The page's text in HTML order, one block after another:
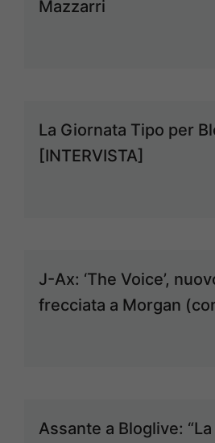
Mazzarri
La Giornata Tipo per
[INTERVISTA]
J-Ax: ‘The Voice’,
frecciata a Morgan
Assante a Bloglive: